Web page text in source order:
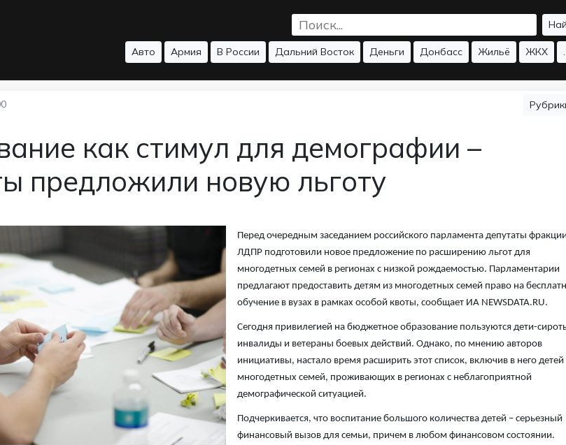
Авто Армия В России Дальний Восток Деньги Донбасс Жильё ЖКХ
как стимул для демографии –
предложили новую льготу
Перед очередным заседанием российского парламента депутаты
ЛДПР подготовили новое предложение по расширению льгот для
многодетных семей в регионах с низкой рождаемостью. Парламентарии
предлагают предоставить детям из многодетных семей право на
обучение в вузах в рамках особой квоты, сообщает ИА NEWSDATA.RU.
Сегодня привилегией на бюджетное образование пользуются дети-
инвалиды и ветераны боевых действий. Однако, по мнению авторов
инициативы, настало время расширить этот список, включив в него детей
многодетных семей, проживающих в регионах с неблагоприятной
демографической ситуацией.
Подчеркивается, что воспитание большого количества детей – серьезный
финансовый вызов для семьи, причем в любом финансовом состоянии.